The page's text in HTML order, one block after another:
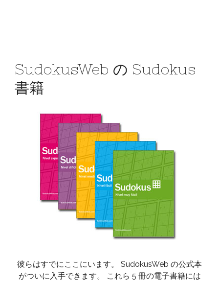
SudokusWeb の Sudokus
書籍
彼らはすでにここにいます。 SudokusWeb の公式本
がついに入手できます。 これら 5 冊の電子書籍には